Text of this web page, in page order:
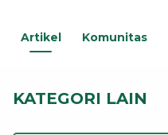
Artikel Komunitas
KATEGORI LAIN